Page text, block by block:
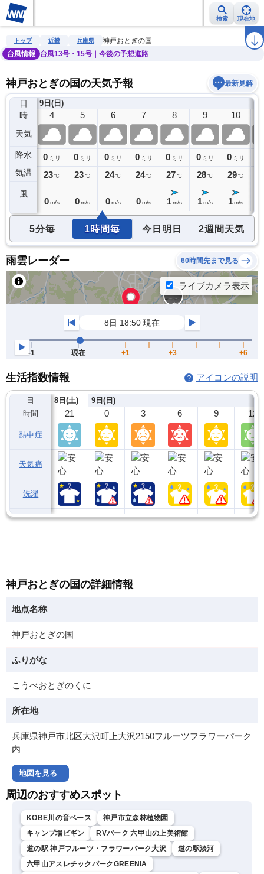
検索 現在地
雨雲レーダー 台風情報 地震情報 ラ
トップ 近畿 兵庫県
神戸おとぎの国
台風情報
台風13号・15号｜今後の予想進路
神戸おとぎの国の天気予報 最新見解
日
時
天気
降水
気温
風
9日(日)
3
0ミリ
23℃
4
0 ミリ
23℃
0 m/s
5
0 ミリ
23℃
0 m/s
6
0 ミリ
24℃
0 m/s
7
0 ミリ
24℃
0 m/s
8
0 ミリ
27℃
1 m/s
9
0 ミリ
28℃
1 m/s
10
0 ミリ
29℃
1 m/s
5分毎 1時間毎 今日明日 2週間天気
雨雲レーダー 60時間先まで見る
生活指数情報 アイコンの説明
日
時間
熱中症
天気痛
洗濯
8日(土)
21
9日(日)
0 3 6 9 12
神戸おとぎの国の詳細情報
地点名称
神戸おとぎの国
ふりがな
こうべおとぎのくに
所在地
兵庫県神戸市北区大沢町上大沢2150フルーツフラワーパーク
内
地図を見る
周辺のおすすめスポット
KOBE川の音ベース
神戸市立森林植物園
キャンプ場ビギン
RVパーク 六甲山の上美術館
道の駅 神戸フルーツ・フラワーパーク大沢
道の駅淡河
六甲山アスレチックパークGREENIA